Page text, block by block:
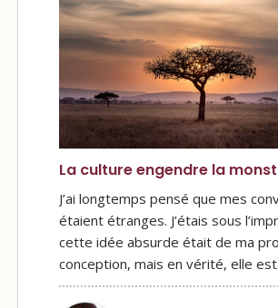
La culture engendre la
J’ai longtemps pensé que mes
étaient étranges. J’étais sous
cette idée absurde était de ma
conception, mais en vérité, elle